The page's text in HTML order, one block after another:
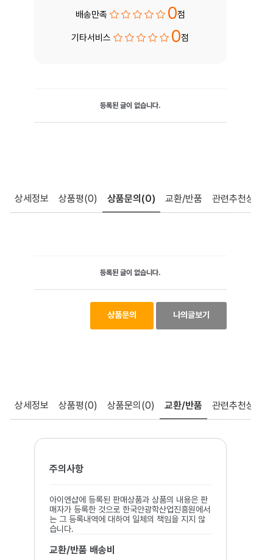
배송만족 0점
기타서비스 0점
등록된 글이 없습니다.
상세정보 상품평(0) 상품문의 (0) 교환/반품 관련추천상품
등록된 글이 없습니다.
상품문의 나의글보기
상세정보 상품평(0) 상품문의 (0) 교환/반품 관련추천상품
주의사항
아이엔샵에 등록된 판매상품과 상품의 내용은 판
매자가 등록한 것으로 한국안광학산업진흥원에서
는 그 등록내역에 대하여 일체의 책임을 지지 않
습니다.
교환/반품 배송비